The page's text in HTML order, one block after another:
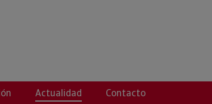
Actualidad Contacto